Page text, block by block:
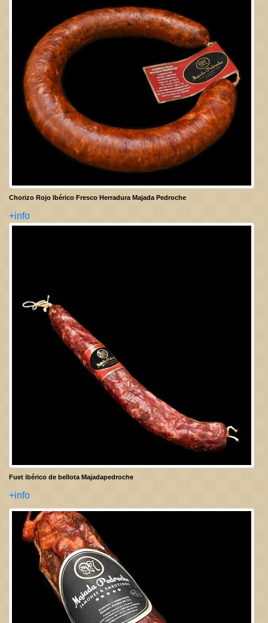
Chorizo Rojo Ibérico Fresco Herradura Majada Pedroche
+info
Fuet ibérico de bellota Majadapedroche
+info